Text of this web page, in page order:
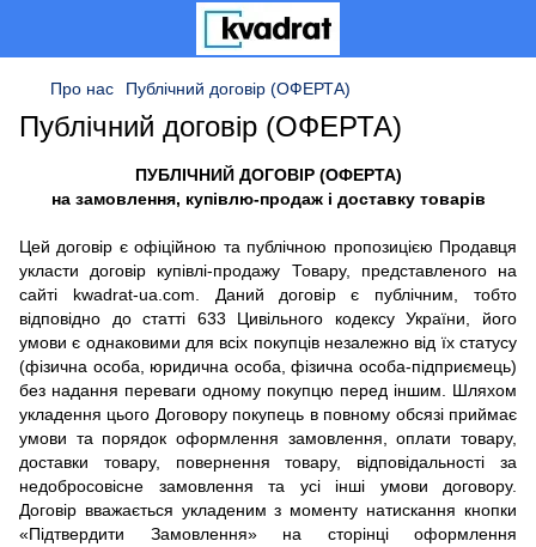
Про нас Публічний договір (ОФЕРТА)
Публічний договір (ОФЕРТА)
ПУБЛІЧНИЙ ДОГОВІР (ОФЕРТА)
на замовлення, купівлю-продаж і доставку товарів
Цей договір є офіційною та публічною пропозицією Продавця
укласти договір купівлі-продажу Товару, представленого на
сайті kwadrat-ua.com. Даний договір є публічним, тобто
відповідно до статті 633 Цивільного кодексу України, його
умови є однаковими для всіх покупців незалежно від їх статусу
(фізична особа, юридична особа, фізична особа-підприємець)
без надання переваги одному покупцю перед іншим. Шляхом
укладення цього Договору покупець в повному обсязі приймає
умови та порядок оформлення замовлення, оплати товару,
доставки товару, повернення товару, відповідальності за
недобросовісне замовлення та усі інші умови договору.
Договір вважається укладеним з моменту натискання кнопки
«Підтвердити Замовлення» на сторінці оформлення